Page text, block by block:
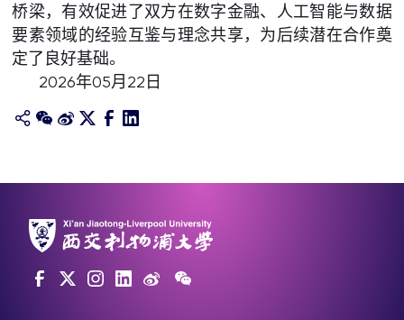
桥梁，有效促进了双方在数字金融、人工智能与数据
要素领域的经验互鉴与理念共享，为后续潜在合作奠
定了良好基础。
2026年05月22日